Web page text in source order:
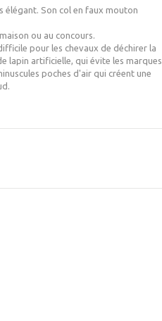
élégant. Son col en faux mouton
ou au concours.
pour les chevaux de déchirer la
lapin artificielle, qui évite les marques
poches d'air qui créent une